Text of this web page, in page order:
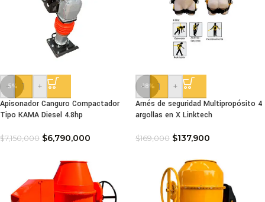
-5%
-
+
Apisonador Canguro Compactador
Tipo KAMA Diesel 4.8hp
$7,150,000 $6,790,000
-18%
-
+
Arnés de seguridad Multipropósito 4
argollas en X Linktech
$169,000 $137,900